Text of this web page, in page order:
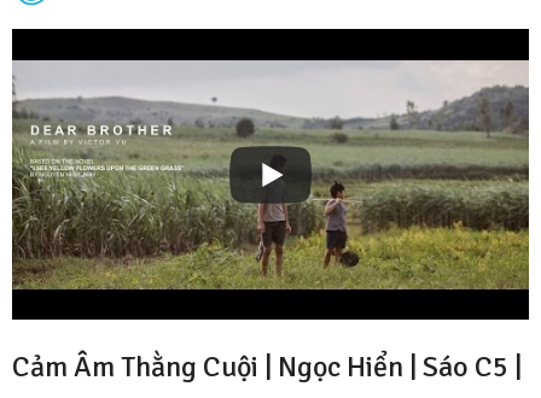
Cảm Âm Thằng Cuội | Ngọc Hiển | Sáo C5 |